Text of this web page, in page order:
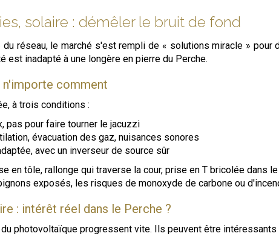
solaire : démêler le bruit de fond
réseau, le marché s'est rempli de « solutions miracle » pour
inadapté à une longère en pierre du Perche.
n'importe comment
à trois conditions :
pas pour faire tourner le jacuzzi
évacuation des gaz, nuisances sonores
avec un inverseur de source sûr
en tôle, rallonge qui traverse la cour, prise en T bricolée dans
exposés, les risques de monoxyde de carbone ou
: intérêt réel dans le Perche ?
photovoltaïque progressent vite. Ils peuvent être intéressants